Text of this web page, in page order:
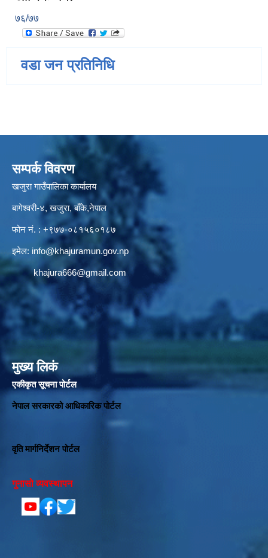
७६/७७
वडा जन प्रतिनिधि
सम्पर्क विवरण
खजुरा गाउँपालिका कार्यालय
बागेश्वरी-४, खजुरा, बाँके,नेपाल
फोन नं. : +९७७-०८१५६०१८७
इमेल: info@khajuramun.gov.np
khajura666@gmail.com
मुख्य लिकं
एकीकृत सूचना पोर्टल
नेपाल सरकारको आधिकारिक पोर्टल
वृति मार्गनिर्देशन पोर्टल
गुनासो व्यवस्थापन